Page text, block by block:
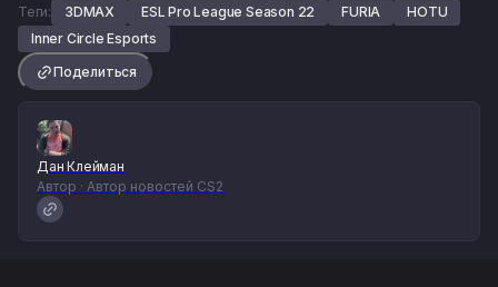
Теги: 3DMAX ESL Pro League Season 22 FURIA
HOTU
Inner Circle Esports
Поделиться
Дан Клейман
Автор · Автор новостей CS2